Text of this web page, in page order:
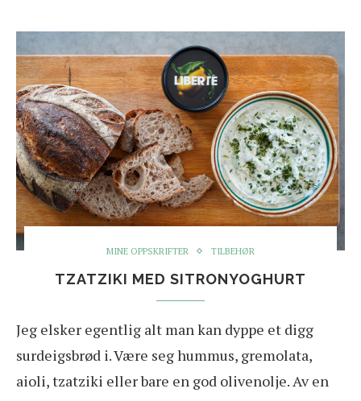
MINE OPPSKRIFTER TILBEHØR
TZATZIKI MED SITRONYOGHURT
Jeg elsker egentlig alt man kan dyppe et digg
surdeigsbrød i. Være seg hummus, gremolata,
aioli, tzatziki eller bare en god olivenolje. Av en